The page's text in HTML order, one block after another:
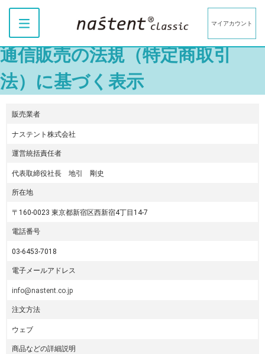
マイアカウント
通信販売の法規（特定商取引
法）に基づく表示
販売業者
ナステント株式会社
運営統括責任者
代表取締役社長 地引 剛史
所在地
〒160-0023 東京都新宿区西新宿4丁目14-7
電話番号
03-6453-7018
電子メールアドレス
info@nastent.co.jp
注文方法
ウェブ
商品などの詳細説明